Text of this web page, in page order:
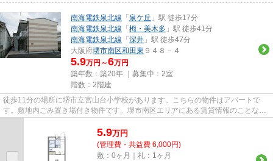
南海電鉄泉北線 「 泉ケ丘 」駅 徒歩17分
南海電鉄泉北線 「 栂・美木多 」駅 徒歩41分
南海電鉄泉北線 「 深井 」駅 徒歩47分
大阪府堺市南区和田東 ９４８－４
5.9万円～6万円
築年数：築20年 ｜募集中： 2室
階数：2階建
徒歩11分の場所に堺市立宮山台小学校があります。こちらの物件はアパートで
す。敷地内ごみ置き場付き物件です。堺市南区エリアにある賃貸情報のことな
5.9万円
(管理費・共益費 6,000円)
敷：0ヶ月｜礼：1ヶ月